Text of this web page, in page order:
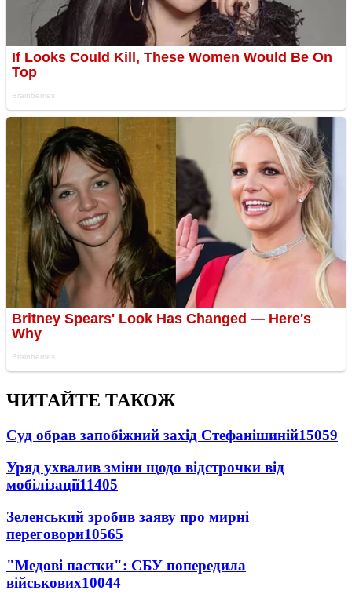
ЧИТАЙТЕ ТАКОЖ
Суд обрав запобіжний захід Стефанішиній15059
Уряд ухвалив зміни щодо відстрочки від
мобілізації11405
Зеленський зробив заяву про мирні
переговори10565
"Медові пастки": СБУ попередила
військових10044